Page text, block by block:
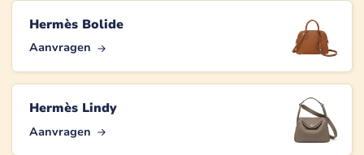
Hermès Bolide
Aanvragen
Hermès Lindy
Aanvragen